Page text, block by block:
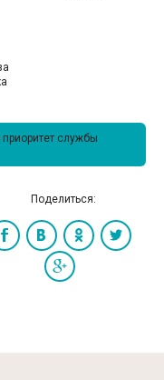
службы
Поделиться: